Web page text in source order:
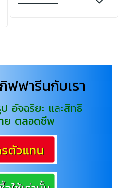
ฟฟารีนกับเรา
อัจฉริยะ และสิทธิ
ย ตลอดชีพ